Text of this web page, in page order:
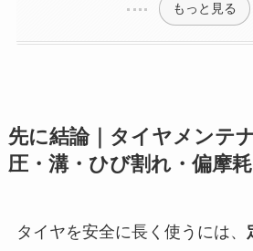
もっと見る
先に結論｜タイヤメンテ
圧・溝・ひび割れ・偏摩
タイヤを安全に長く使うには、